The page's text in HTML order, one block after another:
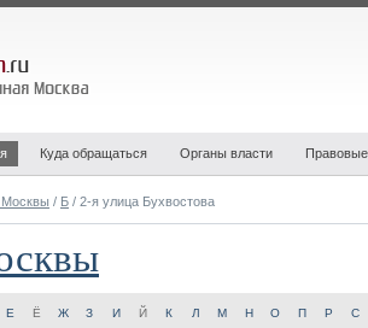
Куда обращаться Органы власти
/ Б / 2-я улица Бухвостова
Е Ё Ж З И Й К Л М Н О П Р С